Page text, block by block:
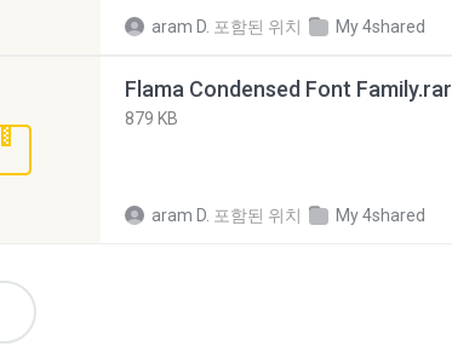
aram D. 포함된 위치 My 4shared
Flama Condensed Font Family.rar
879 KB
aram D. 포함된 위치 My 4shared